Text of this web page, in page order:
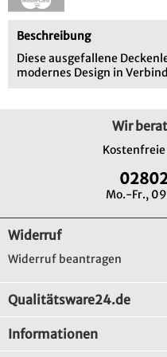
Beschreibung
Diese ausgefallene
modernes Design in
Wir
Mo.-Fr.,
Widerruf
Widerruf beantragen
Qualitätsware24.de
Informationen